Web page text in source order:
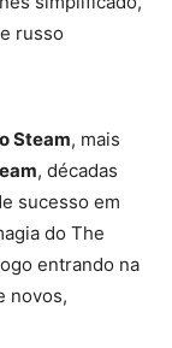
russo
Steam, mais
, décadas
sucesso em
do The
entrando na
novos,